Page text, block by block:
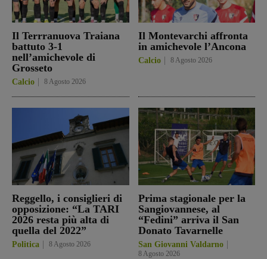
Il Terrranuova Traiana
battuto 3-1
nell’amichevole di
Grosseto
Calcio 8 Agosto 2026
Il Montevarchi affronta
in amichevole l’Ancona
Calcio 8 Agosto 2026
Reggello, i consiglieri di
opposizione: “La TARI
2026 resta più alta di
quella del 2022”
Politica 8 Agosto 2026
Prima stagionale per la
Sangiovannese, al
“Fedini” arriva il San
Donato Tavarnelle
San Giovanni Valdarno
8 Agosto 2026